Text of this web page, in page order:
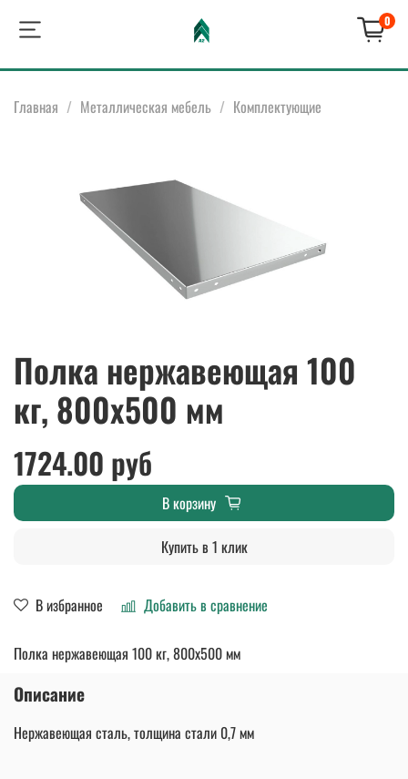
0
Главная Металлическая мебель Комплектующие
Полка нержавеющая 100
кг, 800х500 мм
В избранное Добавить в сравнение
1724.00 руб
В корзину
Купить в 1 клик
Полка нержавеющая 100 кг, 800х500 мм
Описание
Нержавеющая сталь, толщина стали 0,7 мм